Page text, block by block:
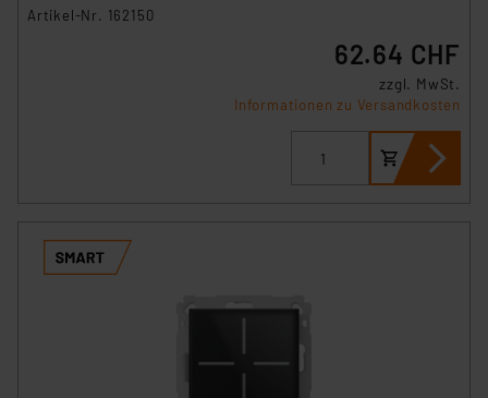
Artikel-Nr. 162150
62.64 CHF
zzgl. MwSt.
Informationen zu Versandkosten